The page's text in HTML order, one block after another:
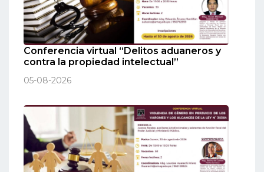
Conferencia virtual “Delitos aduaneros y
contra la propiedad intelectual”
05-08-2026